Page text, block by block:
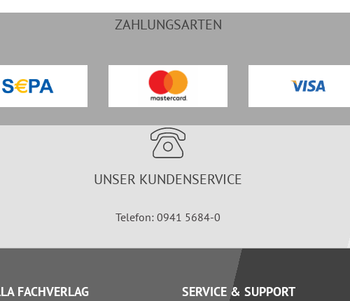
ZAHLUNGSARTEN
UNSER KUNDENSERVICE
Telefon: 0941 5684-0
FACHVERLAG SERVICE & SUPPORT